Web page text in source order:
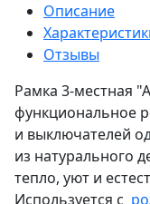
Описание
Отзывы
Рамка 3-местная
функциональное
и выключателей
из натурального
тепло, уют и
Используется с